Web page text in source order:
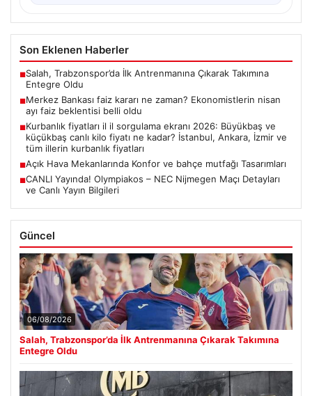
Son Eklenen Haberler
■Salah, Trabzonspor’da İlk Antrenmanına Çıkarak Takımına
Entegre Oldu
■Merkez Bankası faiz kararı ne zaman? Ekonomistlerin nisan
ayı faiz beklentisi belli oldu
■Kurbanlık fiyatları il il sorgulama ekranı 2026: Büyükbaş ve
küçükbaş canlı kilo fiyatı ne kadar? İstanbul, Ankara, İzmir ve
tüm illerin kurbanlık fiyatları
■Açık Hava Mekanlarında Konfor ve bahçe mutfağı Tasarımları
■CANLI Yayında! Olympiakos – NEC Nijmegen Maçı Detayları
ve Canlı Yayın Bilgileri
Güncel
06/08/2026
Salah, Trabzonspor’da İlk Antrenmanına Çıkarak Takımına
Entegre Oldu